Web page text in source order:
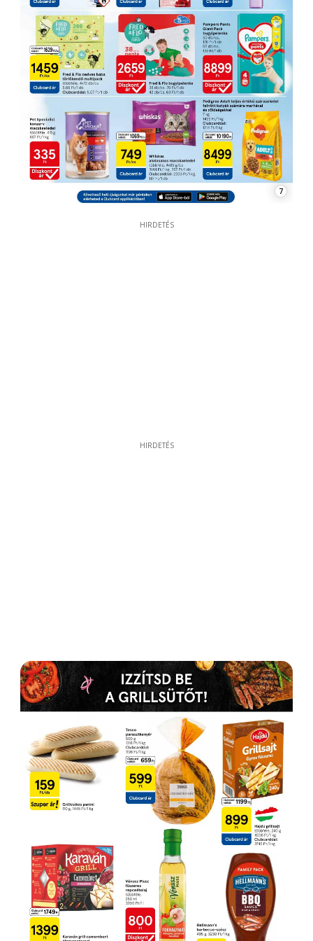
7
HIRDETÉS
HIRDETÉS